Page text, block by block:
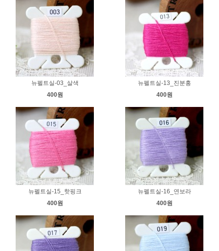
뉴펠트실-03_살색
400원
뉴펠트실-13_진분홍
400원
뉴펠트실-15_핫핑크
400원
뉴펠트실-16_연보라
400원